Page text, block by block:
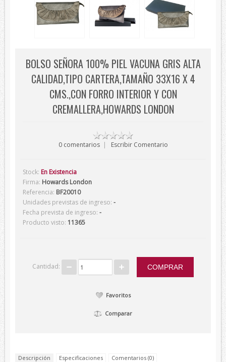
Presentaciones
Corbatas Devota&Lomba
Pajaritas
Corbatas Lambertti
Corbatas Howards London
Corbatas Marca Blanca
Pañuelos Marca Blanca
Firmas
Balenciaga
Belfe
Paolo Ferrara
BOLSO SEÑORA 100% PIEL VACUNA GRIS ALTA
CALIDAD,TIPO CARTERA,TAMAÑO 33X16 X 4
CMS.,CON FORRO INTERIOR Y CON
CREMALLERA,HOWARDS LONDON
0 comentarios| Escribir Comentario
Stock: En Existencia
Firma: Howards London
Referencia: BF20010
Unidades previstas de ingreso: -
Fecha prevista de ingreso: -
Producto visto: 11365
Cantidad:
Favoritos
Comparar
Descripción Especificaciones Comentarios (0)